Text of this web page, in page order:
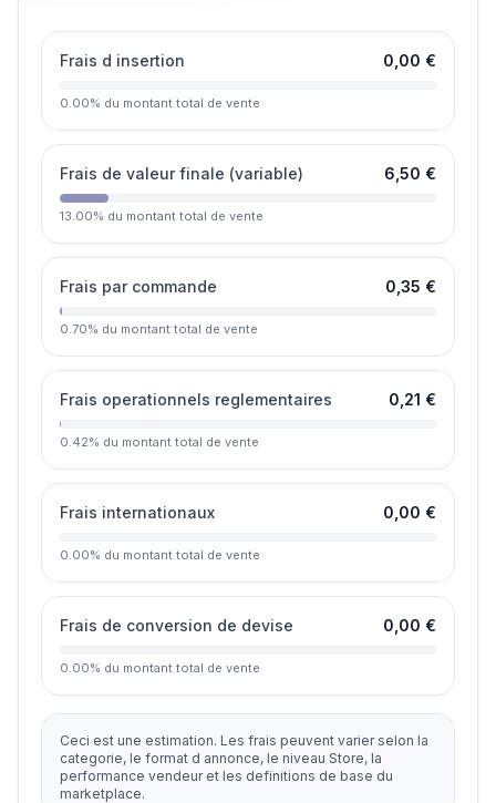
Frais d insertion 0,00 €
0.00% du montant total de vente
Frais de valeur finale (variable) 6,50 €
13.00% du montant total de vente
Frais par commande 0,35 €
0.70% du montant total de vente
Frais operationnels reglementaires 0,21 €
0.42% du montant total de vente
Frais internationaux 0,00 €
0.00% du montant total de vente
Frais de conversion de devise 0,00 €
0.00% du montant total de vente
Ceci est une estimation. Les frais peuvent varier selon la
categorie, le format d annonce, le niveau Store, la
performance vendeur et les definitions de base du
marketplace.